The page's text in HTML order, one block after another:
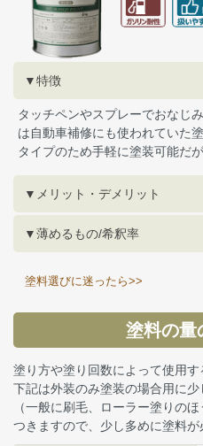
▼特徴
タッチペンやスプレーでおなじ
は自動車補修にも使われていた
タイプのため手軽に塗装可能だ
▼メリット・デメリット
▼薄めるもの/希釈率
塗料選びに迷ったら>>
塗料の量
塗り方や塗り回数によって使用す
下記は外装のみ塗装の場合用に少
（一般に刷毛、ローラー塗りの
つきますので、少し多めに塗料が